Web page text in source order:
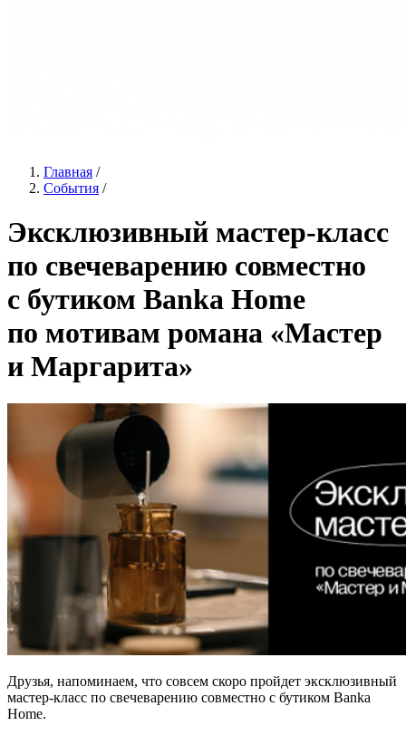
Главная /
События /
Эксклюзивный мастер‑класс
по свечеварению совместно
с бутиком Banka Home
по мотивам романа «Мастер
и Маргарита»
Друзья, напоминаем, что совсем скоро пройдет эксклюзивный
мастер‑класс по свечеварению совместно с бутиком Banka
Home.